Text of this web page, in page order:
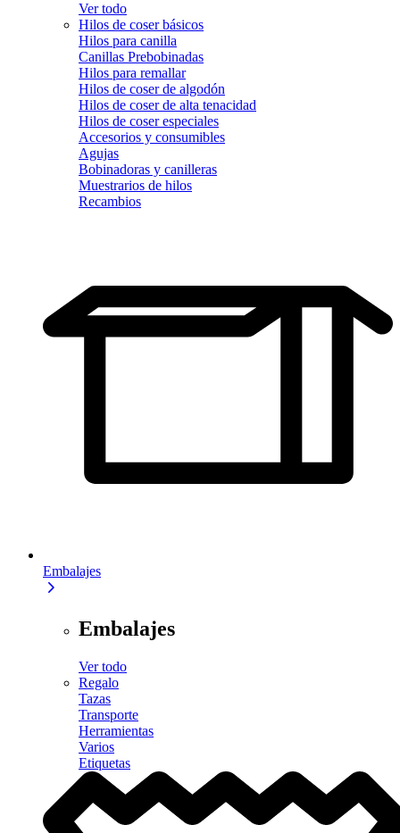
Ver todo
Hilos de coser básicos
Hilos para canilla
Canillas Prebobinadas
Hilos para remallar
Hilos de coser de algodón
Hilos de coser de alta tenacidad
Hilos de coser especiales
Accesorios y consumibles
Agujas
Bobinadoras y canilleras
Muestrarios de hilos
Recambios
Embalajes
Embalajes
Ver todo
Regalo
Tazas
Transporte
Herramientas
Varios
Etiquetas